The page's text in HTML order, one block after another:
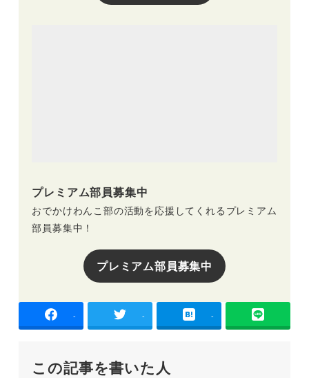
プレミアム部員募集中
おでかけわんこ部の活動を応援してくれるプレミアム
部員募集中！
プレミアム部員募集中
- - -
この記事を書いた人